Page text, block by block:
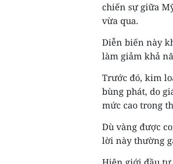
chiến sự giữa
vừa qua.
Diễn biến này
làm giảm khả
Trước đó, kim
bùng phát, do
mức cao trong
Dù vàng được
lời này thường